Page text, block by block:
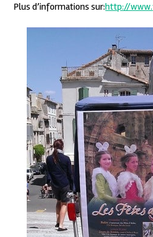
Plus d’informations sur:http://